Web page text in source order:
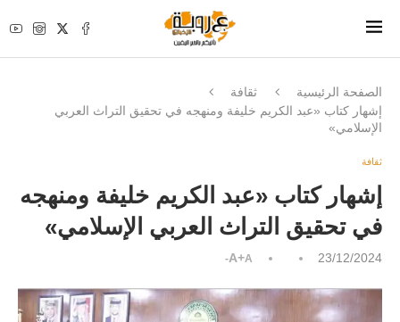
الصفحة الرئيسية
ثقافة
إشهار كتاب «عبد الكريم خليفة ومنهجه في تحقيق التراث العربي
الإسلامي»
ثقافة
إشهار كتاب «عبد الكريم خليفة ومنهجه
في تحقيق التراث العربي الإسلامي»
23/12/2024
A+A-